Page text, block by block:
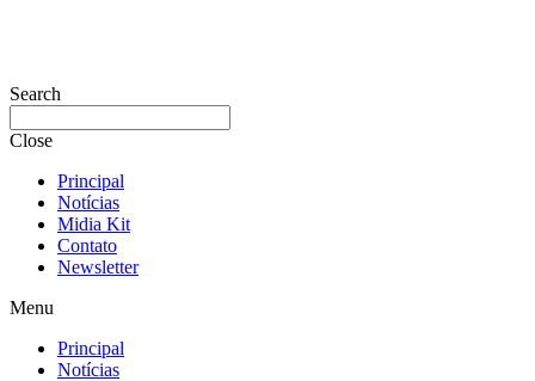
Search
Close
Principal
Notícias
Midia Kit
Contato
Newsletter
Menu
Principal
Notícias